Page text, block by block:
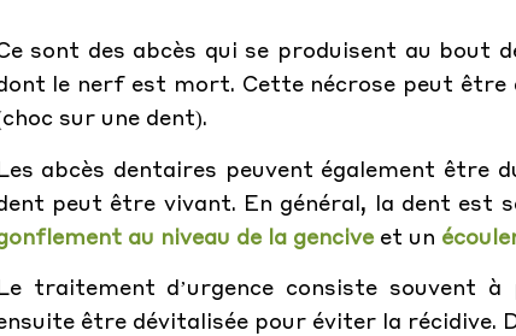
sont des abcès qui se produisent au bout
le nerf est mort. Cette nécrose peut être
sur une dent).
abcès dentaires peuvent également être
peut être vivant. En général, la dent est
au niveau de la genciveet un
traitement d’urgence consiste souvent à
être dévitalisée pour éviter la récidive.